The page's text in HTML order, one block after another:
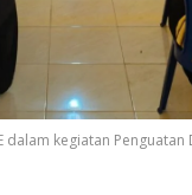
dalam kegiatan